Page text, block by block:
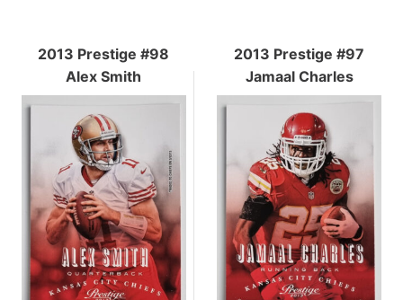
2013 Prestige #98
Alex Smith
2013 Prestige #97
Jamaal Charles